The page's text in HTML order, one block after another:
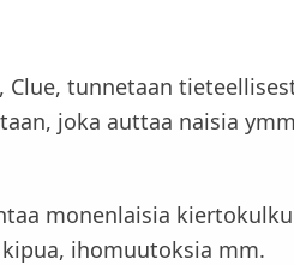
Clue, tunnetaan
joka auttaa naisia
monenlaisia
ihomuutoksia mm.